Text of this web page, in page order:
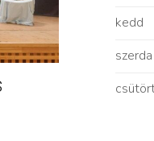
kedd
szerda